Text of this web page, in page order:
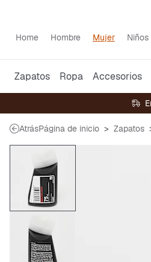
Home Hombre Mujer Niños
Zapatos Ropa Accesorios
AtrásPágina de inicio Zapatos